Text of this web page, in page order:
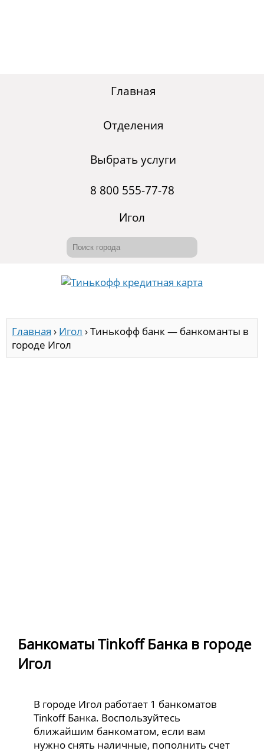
Главная
Отделения
Выбрать услуги
8 800 555-77-78
Игол
Главная › Игол ›Тинькофф банк — банкоманты в
городе Игол
Банкоматы Tinkoff Банка в городе
Игол
В городе Игол работает 1 банкоматов
Tinkoff Банка. Воспользуйтесь
ближайшим банкоматом, если вам
нужно снять наличные, пополнить счет